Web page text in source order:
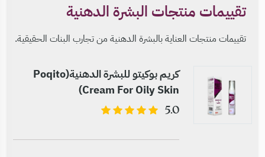
تقييمات منتجات البشرة الدهنية
تقييمات منتجات العناية بالبشرة الدهنية من تجارب البنات الحقيقية.
كريم بوكيتو للبشرة الدهنية(Poqito
Cream For Oily Skin)
5.0